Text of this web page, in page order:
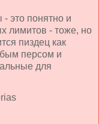
это понятно и
лимитов - тоже, но
пиздец как
персом и
для